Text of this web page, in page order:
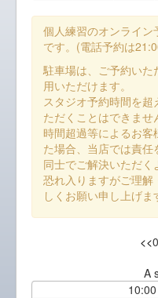
個人練習のオンライ
です。(電話予約は
駐車場は、ご予約い
用いただけます。
スタジオ予約時間を
ただくことはできませ
時間超過等によるお客
た場合、当店では責
同士でご解決いただく
恐れ入りますがご理解
しくお願い申し上げま
<<
A